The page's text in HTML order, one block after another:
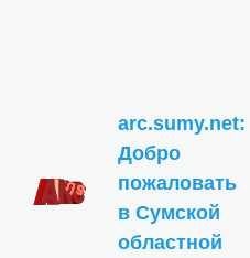
Перейти к основному
arc.sumy.net:
Добро
пожаловать
в Сумской
областной